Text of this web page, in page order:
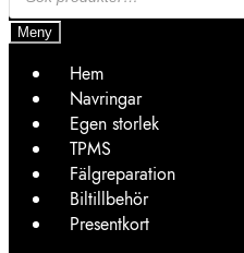
Meny
Hem
Navringar
Egen storlek
TPMS
Fälgreparation
Biltillbehör
Presentkort